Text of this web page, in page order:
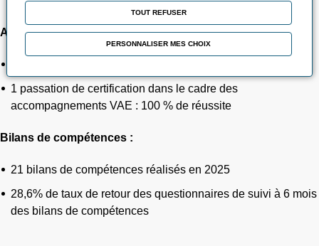
Accompagnements VAE :
1 passation de certification dans le cadre des
accompagnements VAE : 100 % de réussite
Bilans de compétences :
21 bilans de compétences réalisés en 2025
28,6% de taux de retour des questionnaires de suivi à 6 mois
des bilans de compétences
TOUT REFUSER
PERSONNALISER MES CHOIX